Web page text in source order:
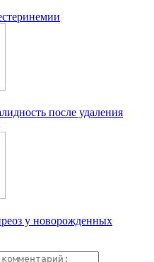
после удаления
у новорожденных